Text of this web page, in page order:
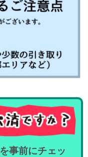
を事前にチェッ